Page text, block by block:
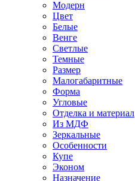
Модерн
Цвет
Белые
Венге
Светлые
Темные
Размер
Малогабаритные
Форма
Угловые
Отделка и материал
Из МДФ
Зеркальные
Особенности
Купе
Эконом
Назначение